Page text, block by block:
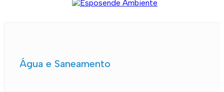
Água e Saneamento